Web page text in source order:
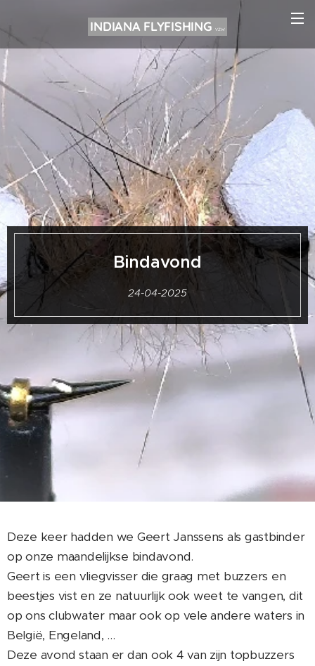
INDIANA FLYFISHINGVZW
Bindavond
24-04-2025
Deze keer hadden we Geert Janssens als gastbinder
op onze maandelijkse bindavond.
Geert is een vliegvisser die graag met buzzers en
beestjes vist en ze natuurlijk ook weet te vangen, dit
op ons clubwater maar ook op vele andere waters in
België, Engeland, …
Deze avond staan er dan ook 4 van zijn topbuzzers